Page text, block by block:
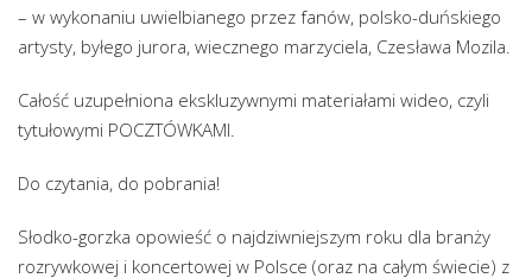
– w wykonaniu uwielbianego przez fanów, polsko-duńskiego
artysty, byłego jurora, wiecznego marzyciela, Czesława Mozila.
Całość uzupełniona ekskluzywnymi materiałami wideo, czyli
tytułowymi POCZTÓWKAMI.
Do czytania, do pobrania!
Słodko-gorzka opowieść o najdziwniejszym roku dla branży
rozrywkowej i koncertowej w Polsce (oraz na całym świecie) z